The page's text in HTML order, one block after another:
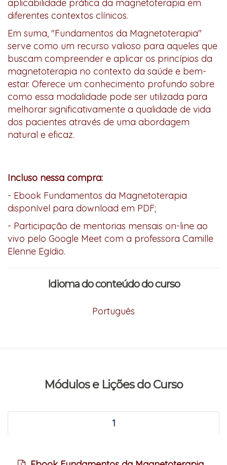
aplicabilidade prática da magnetoterapia em
diferentes contextos clínicos.
Em suma, "Fundamentos da Magnetoterapia"
serve como um recurso valioso para aqueles que
buscam compreender e aplicar os princípios da
magnetoterapia no contexto da saúde e bem-
estar. Oferece um conhecimento profundo sobre
como essa modalidade pode ser utilizada para
melhorar significativamente a qualidade de vida
dos pacientes através de uma abordagem
natural e eficaz.
Incluso nessa compra:
- Ebook Fundamentos da Magnetoterapia
disponível para download em PDF;
- Participação de mentorias mensais on-line ao
vivo pelo Google Meet com a professora Camille
Elenne Egídio.
Idioma do conteúdo do curso
Português
Módulos e Lições do Curso
1